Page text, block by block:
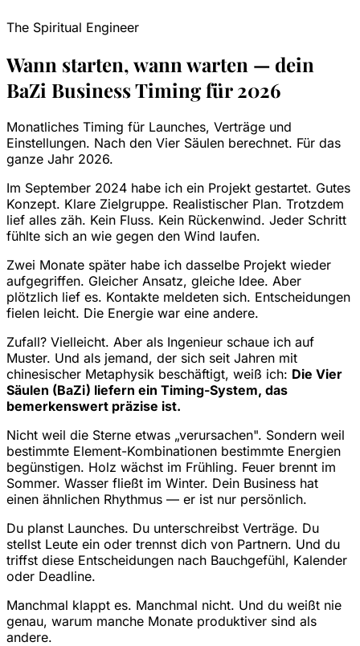
The Spiritual Engineer
Wann starten, wann warten — dein
BaZi Business Timing für 2026
Monatliches Timing für Launches, Verträge und
Einstellungen. Nach den Vier Säulen berechnet. Für das
ganze Jahr 2026.
Im September 2024 habe ich ein Projekt gestartet. Gutes
Konzept. Klare Zielgruppe. Realistischer Plan. Trotzdem
lief alles zäh. Kein Fluss. Kein Rückenwind. Jeder Schritt
fühlte sich an wie gegen den Wind laufen.
Zwei Monate später habe ich dasselbe Projekt wieder
aufgegriffen. Gleicher Ansatz, gleiche Idee. Aber
plötzlich lief es. Kontakte meldeten sich. Entscheidungen
fielen leicht. Die Energie war eine andere.
Zufall? Vielleicht. Aber als Ingenieur schaue ich auf
Muster. Und als jemand, der sich seit Jahren mit
chinesischer Metaphysik beschäftigt, weiß ich: Die Vier
Säulen (BaZi) liefern ein Timing-System, das
bemerkenswert präzise ist.
Nicht weil die Sterne etwas „verursachen". Sondern weil
bestimmte Element-Kombinationen bestimmte Energien
begünstigen. Holz wächst im Frühling. Feuer brennt im
Sommer. Wasser fließt im Winter. Dein Business hat
einen ähnlichen Rhythmus — er ist nur persönlich.
Du planst Launches. Du unterschreibst Verträge. Du
stellst Leute ein oder trennst dich von Partnern. Und du
triffst diese Entscheidungen nach Bauchgefühl, Kalender
oder Deadline.
Manchmal klappt es. Manchmal nicht. Und du weißt nie
genau, warum manche Monate produktiver sind als
andere.